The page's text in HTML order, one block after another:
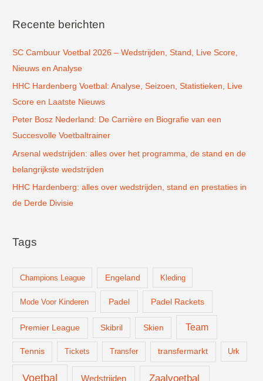
k
a
a
r
:
Recente berichten
SC Cambuur Voetbal 2026 – Wedstrijden, Stand, Live Score,
Nieuws en Analyse
HHC Hardenberg Voetbal: Analyse, Seizoen, Statistieken, Live
Score en Laatste Nieuws
Peter Bosz Nederland: De Carrière en Biografie van een
Succesvolle Voetbaltrainer
Arsenal wedstrijden: alles over het programma, de stand en de
belangrijkste wedstrijden
HHC Hardenberg: alles over wedstrijden, stand en prestaties in
de Derde Divisie
Tags
Champions League Engeland Kleding
Mode Voor Kinderen Padel Padel Rackets
Premier League Skibril Skien Team
Tennis Tickets Transfer transfermarkt Urk
Voetbal Wedstrijden Zaalvoetbal